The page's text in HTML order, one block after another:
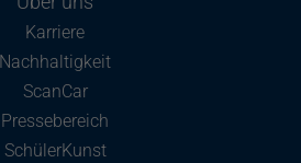
Karriere
Nachhaltigkeit
ScanCar
Pressebereich
SchülerKunst